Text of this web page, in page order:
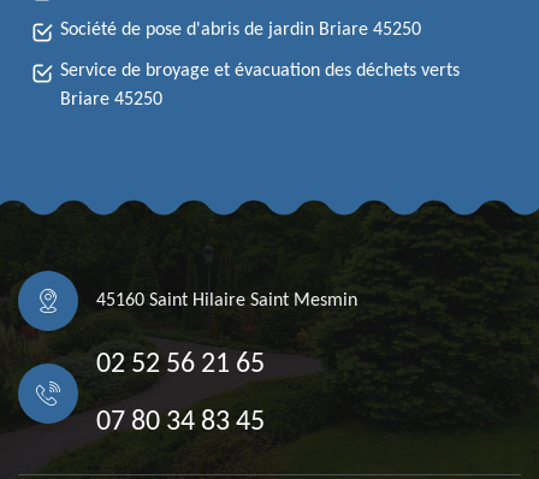
Société de pose d'abris de jardin Briare 45250
Service de broyage et évacuation des déchets verts
Briare 45250
45160 Saint Hilaire Saint Mesmin
02 52 56 21 65
07 80 34 83 45